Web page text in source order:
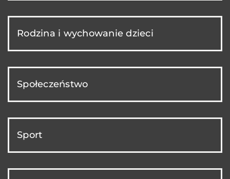
Rodzina i wychowanie dzieci
Społeczeństwo
Sport